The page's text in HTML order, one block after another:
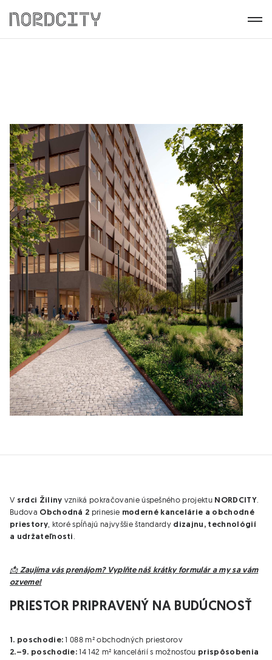
V srdci Žiliny vzniká pokračovanie úspešného projektu NORDCITY.
Budova Obchodná 2 prinesie moderné kancelárie a obchodné
priestory, ktoré spĺňajú najvyššie štandardy dizajnu, technológií
a udržateľnosti
📩 Zaujíma vás prenájom? Vyplňte náš krátky formulár a my sa vám
ozveme!
PRIESTOR PRIPRAVENÝ NA BUDÚCNOSŤ
1. poschodie: 1 088 m² obchodných priestorov
2.–9. poschodie: 14 142 m² kancelárií s možnosťou prispôsobenia